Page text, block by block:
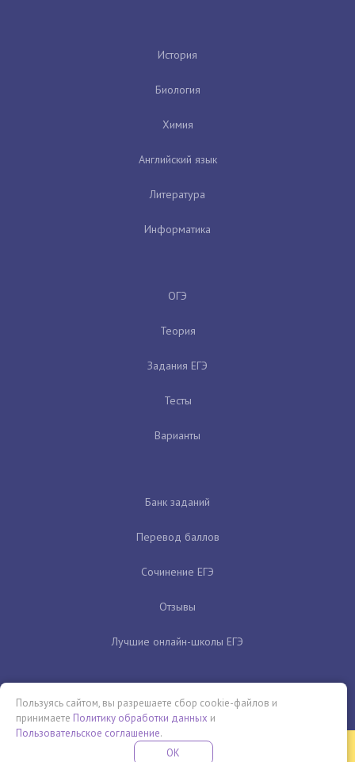
История
Биология
Химия
Английский язык
Литература
Информатика
ОГЭ
Теория
Задания ЕГЭ
Тесты
Варианты
Банк заданий
Перевод баллов
Сочинение ЕГЭ
Отзывы
Лучшие онлайн-школы ЕГЭ
Бесплатная летняя школа
Пользуясь сайтом, вы разрешаете сбор cookie-файлов и
принимаете Политику обработки данных и
Пользовательское соглашение.
OK